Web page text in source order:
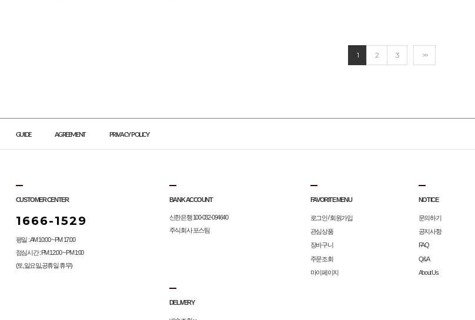
1 2 3 >>
GUIDE AGREEMENT PRIVACY POLICY
CUSTOMER CENTER
1666-1529
평일 : AM 10:00 ~ PM 17:00
점심시간 : PM 12:00 ~ PM 1:00
(토,일요일,공휴일 휴무)
BANK ACCOUNT
신한은행 100-032-094640
주식회사 포스팀
DELIVERY
FAVORITE MENU
로그인 /회원가입
관심상품
장바구니
주문조회
마이페이지
NOTICE
문의하기
공지사항
FAQ
Q&A
About Us